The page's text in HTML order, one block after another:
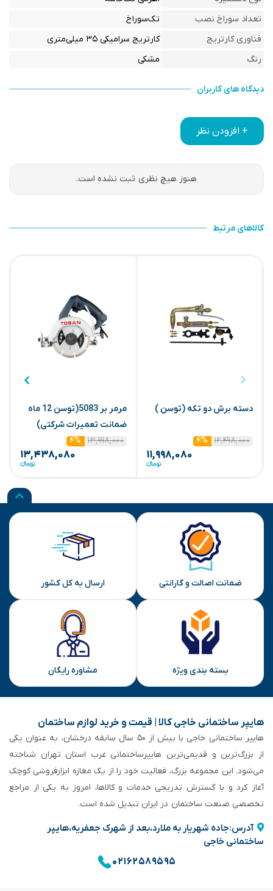
تعداد سوراخ نصب
تک‌سوراخ
فناوری کارتریج
کارتریج سرامیکی ۳۵ میلی‌متری
رنگ
مشکی
دیدگاه های کاربران
+ افزودن نظر
هنوز هیچ نظری ثبت نشده است.
کالاهای مرتبط
دسته برش دو تکه (توسن )
۱۲,۴۹۸,۰۰۰ ۴%
۱۱,۹۹۸,۰۸۰
مرمر بر 5083(توسن 12 ماه
ضمانت تعمیرات شرکتی)
۱۳,۹۹۸,۰۰۰
۴%
۱۳,۴۳۸,۰۸۰
ضمانت اصالت و گارانتی ارسال به کل کشور
بسته بندی ویژه مشاوره رایگان
هایپر ساختمانی خاجی‌ کالا | قیمت و خرید لوازم ساختمان
هایپر ساختمانی خاجی‌ با بیش از ۵۰ سال سابقه‌ درخشان، به عنوان یکی
از بزرگ‌ترین و قدیمی‌ترین هایپرساختمانی‌ غرب استان تهران شناخته
می‌شود. این مجموعه بزرگ، فعالیت خود را از یک مغازه ابزارفروشی کوچک
آغاز کرد و با گسترش تدریجی خدمات و کالاها، امروز به یکی از مراجع
تخصصی صنعت ساختمان در ایران تبدیل شده است.
آدرس:جاده شهریار به ملارد،بعد از شهرک جعفریه،هایپر
ساختمانی خاجی
۰۲۱۶۲۵۸۹۵۹۵